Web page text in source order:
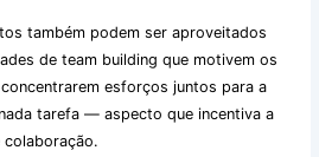
também podem ser aproveitados
de team building que motivem os
esforços juntos para a
tarefa — aspecto que incentiva a